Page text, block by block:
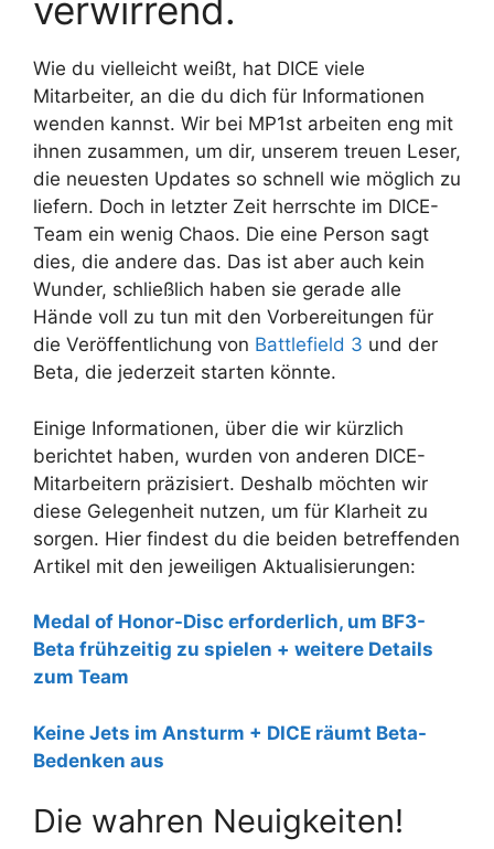
verwirrend.
Wie du vielleicht weißt, hat DICE viele
Mitarbeiter, an die du dich für Informationen
wenden kannst. Wir bei MP1st arbeiten eng mit
ihnen zusammen, um dir, unserem treuen Leser,
die neuesten Updates so schnell wie möglich zu
liefern. Doch in letzter Zeit herrschte im DICE-
Team ein wenig Chaos. Die eine Person sagt
dies, die andere das. Das ist aber auch kein
Wunder, schließlich haben sie gerade alle
Hände voll zu tun mit den Vorbereitungen für
die Veröffentlichung von Battlefield 3 und der
Beta, die jederzeit starten könnte.
Einige Informationen, über die wir kürzlich
berichtet haben, wurden von anderen DICE-
Mitarbeitern präzisiert. Deshalb möchten wir
diese Gelegenheit nutzen, um für Klarheit zu
sorgen. Hier findest du die beiden betreffenden
Artikel mit den jeweiligen Aktualisierungen:
Medal of Honor-Disc erforderlich, um BF3-
Beta frühzeitig zu spielen + weitere Details
zum Team
Keine Jets im Ansturm + DICE räumt Beta-
Bedenken aus
Die wahren Neuigkeiten!